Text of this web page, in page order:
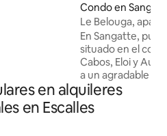
Condo en
Le Belouga,
mar.
En Sangatte,
situado en el
Cabos, Eloi y
a un agradable
mar. Acceso
y a la magnífica
los alrededores,
en alquileres
en Escalles